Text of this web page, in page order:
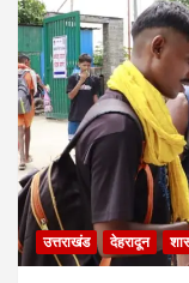
उत्तराखंड देहरादून